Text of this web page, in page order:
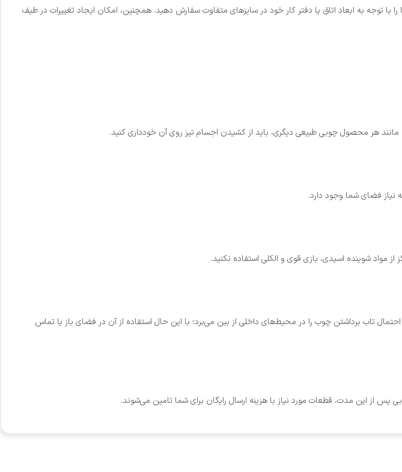
توجه به ابعاد اتاق یا دفتر کار خود در سایزهای متفاوت سفارش دهید. همچنین، امکان ایجاد تغییرات در طیف
مانند هر محصول چوبی طبیعی دیگری، باید از کشیدن اجسام تیز روی آن خودداری کنید.
شوینده اسیدی، بازی قوی و الکلی استفاده نکنید.
خشک شده و به رطوبت استاندارد ۷ درصد رسیده است. این فرآیند احتمال تاب برداشتن چوب را در محیط‌های داخلی از بین می‌برد؛ با این حال استفاده از آن در فضای باز یا تماس